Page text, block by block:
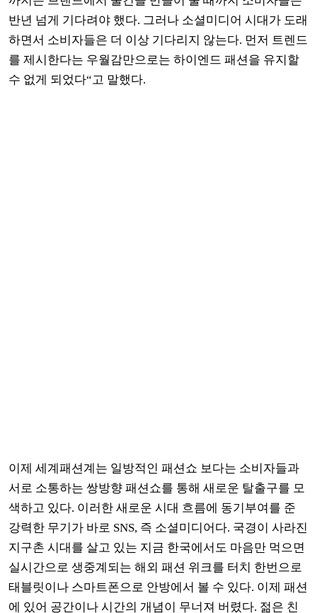
반년 넘게 기다려야 했다. 그러나 소셜미디어 시대가 도래
하면서 소비자들은 더 이상 기다리지 않는다. 먼저 트렌드
를 제시한다는 우월감만으로는 하이엔드 패션을 유지할
수 없게 되었다“고 말했다.
이제 세계패션계는 일방적인 패션쇼 보다는 소비자들과
서로 소통하는 쌍방향 패션쇼를 통해 새로운 탈출구를 모
색하고 있다. 이러한 새로운 시대 흐름에 동기부여를 준
강력한 무기가 바로 SNS, 즉 소셜미디어다. 국경이 사라진
지구촌 시대를 살고 있는 지금 한국에서도 마음만 먹으면
실시간으로 생중계되는 해외 패션 위크를 터치 한번으로
태블릿이나 스마트폰으로 안방에서 볼 수 있다. 이제 패션
에 있어 공간이나 시간의 개념이 무너져 버렸다. 젊은 친